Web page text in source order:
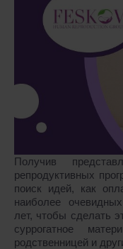
Получив
репродуктивных
поиск идей, как
наиболее
лет, чтобы сделать
суррогатное